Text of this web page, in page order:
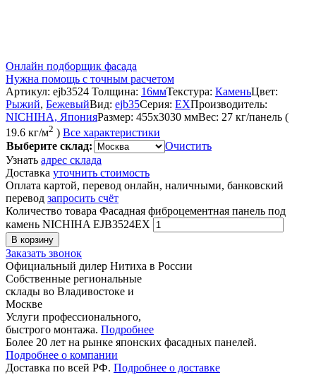
Онлайн подборщик фасада
Нужна помощь с точным расчетом
Артикул: ejb3524 Толщина: 16ммТекстура: КаменьЦвет:
Рыжий, БежевыйВид: ejb35Серия: EXПроизводитель:
NICHIHA, ЯпонияРазмер: 455x3030 ммВес: 27 кг/панель (
19.6 кг/м2 ) Все характеристики
Выберите склад:
Очистить
Узнать адрес склада
Доставка уточнить стоимость
Оплата картой, перевод онлайн, наличными, банковский
перевод запросить счёт
Количество товара Фасадная фиброцементная панель под
камень NICHIHA EJB3524EX
В корзину
Заказать звонок
Официальный дилер Нитиха в России
Собственные региональные
склады во Владивостоке и
Москве
Услуги профессионального,
быстрого монтажа. Подробнее
Более 20 лет на рынке японских фасадных панелей.
Подробнее о компании
Доставка по всей РФ. Подробнее о доставке